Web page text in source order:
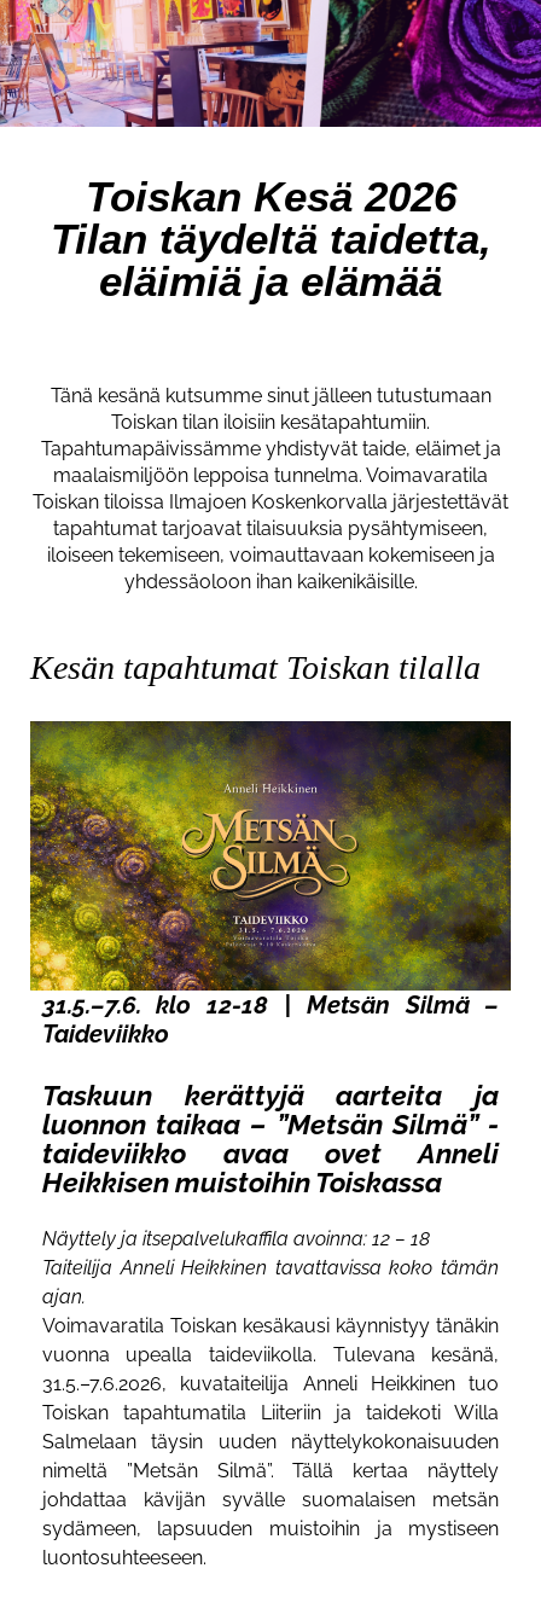
Toiskan Kesä 2026
Tilan täydeltä taidetta,
eläimiä ja elämää
Tänä kesänä kutsumme sinut jälleen tutustumaan
Toiskan tilan iloisiin kesätapahtumiin.
Tapahtumapäivissämme yhdistyvät taide, eläimet ja
maalaismiljöön leppoisa tunnelma. Voimavaratila
Toiskan tiloissa Ilmajoen Koskenkorvalla järjestettävät
tapahtumat tarjoavat tilaisuuksia pysähtymiseen,
iloiseen tekemiseen, voimauttavaan kokemiseen ja
yhdessäoloon ihan kaikenikäisille.
Kesän tapahtumat Toiskan tilalla
31.5.–7.6. klo 12-18 | Metsän Silmä –
Taideviikko
Taskuun kerättyjä aarteita ja
luonnon taikaa – ”Metsän Silmä” -
taideviikko avaa ovet Anneli
Heikkisen muistoihin Toiskassa
Näyttely ja itsepalvelukaffila avoinna: 12 – 18
Taiteilija Anneli Heikkinen tavattavissa koko tämän
ajan.
Voimavaratila Toiskan kesäkausi käynnistyy tänäkin
vuonna upealla taideviikolla. Tulevana kesänä,
31.5.–7.6.2026, kuvataiteilija Anneli Heikkinen tuo
Toiskan tapahtumatila Liiteriin ja taidekoti Willa
Salmelaan täysin uuden näyttelykokonaisuuden
nimeltä ”Metsän Silmä”. Tällä kertaa näyttely
johdattaa kävijän syvälle suomalaisen metsän
sydämeen, lapsuuden muistoihin ja mystiseen
luontosuhteeseen.